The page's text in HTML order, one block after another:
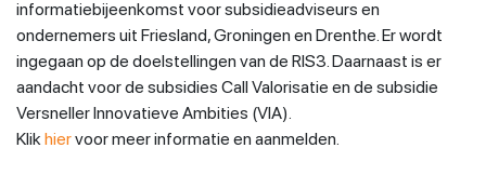
informatiebijeenkomst voor subsidieadviseurs en
ondernemers uit Friesland, Groningen en Drenthe. Er wordt
ingegaan op de doelstellingen van de RIS3. Daarnaast is er
aandacht voor de subsidies Call Valorisatie en de subsidie
Versneller Innovatieve Ambities (VIA).
Klikhiervoor meer informatie en aanmelden.